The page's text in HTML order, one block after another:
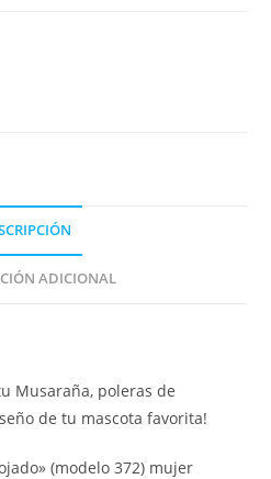
ADICIONAL
Musaraña, poleras de
de tu mascota favorita!
(modelo 372) mujer